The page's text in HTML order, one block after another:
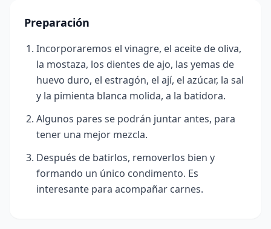
Preparación
Incorporaremos el vinagre, el aceite de oliva,
la mostaza, los dientes de ajo, las yemas de
huevo duro, el estragón, el ají, el azúcar, la sal
y la pimienta blanca molida, a la batidora.
Algunos pares se podrán juntar antes, para
tener una mejor mezcla.
Después de batirlos, removerlos bien y
formando un único condimento. Es
interesante para acompañar carnes.